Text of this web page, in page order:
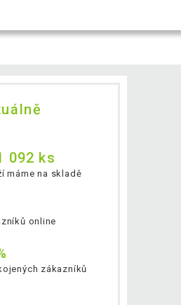
092 ks
máme na skladě
online
zákazníků